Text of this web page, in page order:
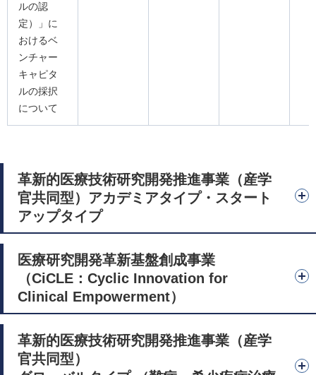
ルの認
定）」に
おけるベ
ンチャー
キャピタ
ルの採択
について
革新的医療技術研究開発推進事業（産学
官共同型）アカデミアタイプ・スタート
アップタイプ
医療研究開発革新基盤創成事業
（CiCLE：Cyclic Innovation for
Clinical Empowerment）
革新的医療技術研究開発推進事業（産学
官共同型）